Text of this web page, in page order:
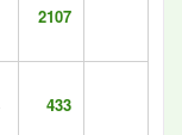
2107
433